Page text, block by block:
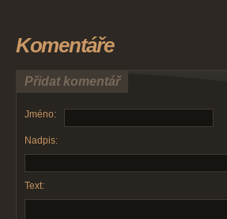
Komentáře
Přidat komentář
Jméno:
Nadpis:
Text: